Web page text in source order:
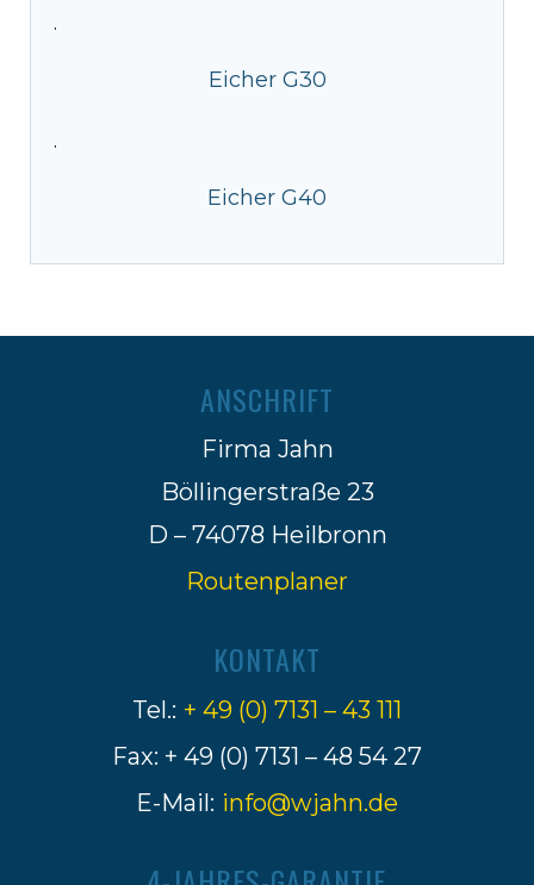
·
Eicher G30
·
Eicher G40
ANSCHRIFT
Firma Jahn
Böllingerstraße 23
D – 74078 Heilbronn
Routenplaner
KONTAKT
Tel.: + 49 (0) 7131 – 43 111
Fax: + 49 (0) 7131 – 48 54 27
E-Mail: info@wjahn.de